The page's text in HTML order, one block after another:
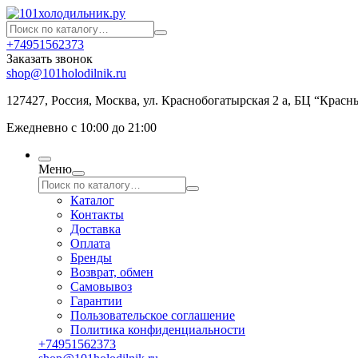
+74951562373
Заказать звонок
shop@101holodilnik.ru
127427, Россия, Москва, ул. Краснобогатырская 2 а, БЦ
Ежедневно с 10:00 до 21:00
Меню
Каталог
Контакты
Доставка
Оплата
Бренды
Возврат, обмен
Самовывоз
Гарантии
Пользовательское соглашение
Политика конфиденциальности
+74951562373